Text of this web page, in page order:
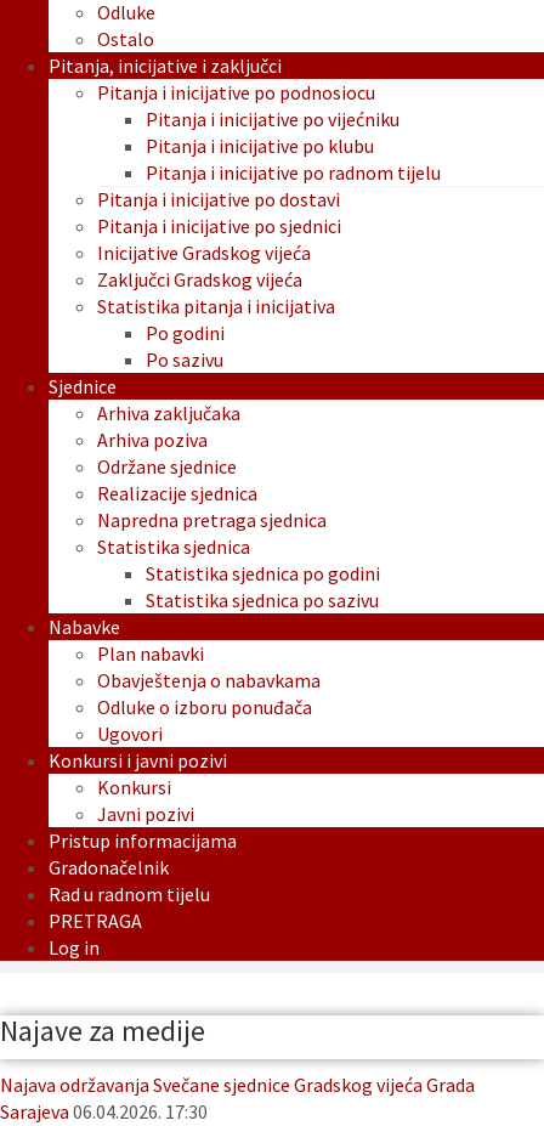
Odluke
Ostalo
Pitanja, inicijative i zaključci
Pitanja i inicijative po podnosiocu
Pitanja i inicijative po vijećniku
Pitanja i inicijative po klubu
Pitanja i inicijative po radnom tijelu
Pitanja i inicijative po dostavi
Pitanja i inicijative po sjednici
Inicijative Gradskog vijeća
Zaključci Gradskog vijeća
Statistika pitanja i inicijativa
Po godini
Po sazivu
Sjednice
Arhiva zaključaka
Arhiva poziva
Održane sjednice
Realizacije sjednica
Napredna pretraga sjednica
Statistika sjednica
Statistika sjednica po godini
Statistika sjednica po sazivu
Nabavke
Plan nabavki
Obavještenja o nabavkama
Odluke o izboru ponuđača
Ugovori
Konkursi i javni pozivi
Konkursi
Javni pozivi
Pristup informacijama
Gradonačelnik
Rad u radnom tijelu
PRETRAGA
Log in
Najave za medije
Najava održavanja Svečane sjednice Gradskog vijeća Grada
Sarajeva 06.04.2026. 17:30